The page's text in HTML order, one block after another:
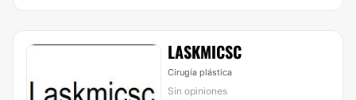
LASKMICSC
Cirugía plástica
Sin opiniones